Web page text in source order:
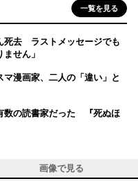
一覧を見る
死去 ラストメッセージでも
せん」
漫画家、二人の「違い」と
数の読書家だった 『死ぬほ
画像で見る